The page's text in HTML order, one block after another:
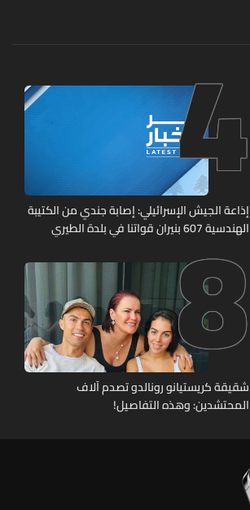
4
إذاعة الجيش الإسرائيلي: إصابة جندي من الكتيبة
الهندسية 607 بنيران قواتنا في بلدة الطيري8
شقيقة كريستيانو رونالدو تصدم آلاف
المحتشدين: وهذه التفاصيل!